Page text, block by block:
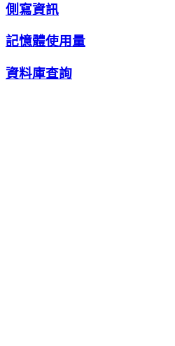
側寫資訊
記憶體使用量
資料庫查詢